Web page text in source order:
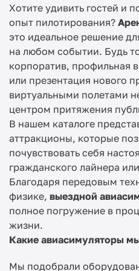
Хотите удивить гостей и
опыт пилотирования?
это идеальное решение
на любом событии. Будь
корпоратив, профильная
или презентация нового
виртуальными полетами
центром притяжения
В нашем каталоге
аттракционы, которые
почувствовать себя
гражданского лайнера
Благодаря передовым
физике, выездной
полное погружение в
жизни.
Какие авиасимуляторы
Мы подобрали